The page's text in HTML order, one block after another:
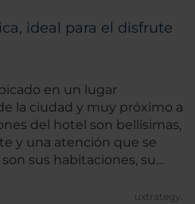
ideal para el disfrute
en un lugar
la ciudad y muy próximo a
del hotel son bellísimas,
y una atención que se
sus habitaciones, su
nota una construcción
de estar en fiestas, se podía
uxtrategy.